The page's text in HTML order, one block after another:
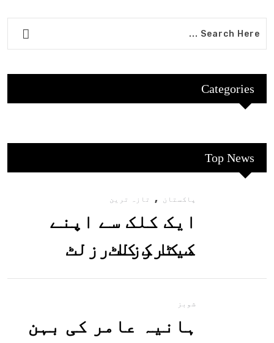
Categories
Top News
پاکستان , تازہ ترین
ایک کلک سے اپنے
میٹرک کا رزلٹ
معلوم کریں
شوبز
ہانیہ عامر کی بہن